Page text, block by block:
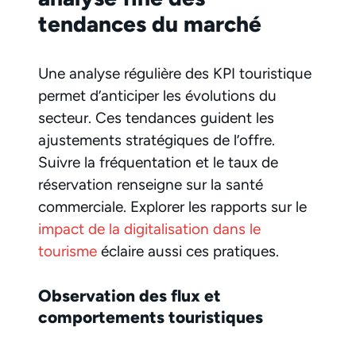
tendances du marché
Une analyse régulière des KPI touristique
permet d’anticiper les évolutions du
secteur. Ces tendances guident les
ajustements stratégiques de l’offre.
Suivre la fréquentation et le taux de
réservation renseigne sur la santé
commerciale. Explorer les rapports sur le
impact de la digitalisation dans le
tourisme éclaire aussi ces pratiques.
Observation des flux et
comportements touristiques